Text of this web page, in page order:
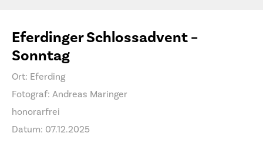
Eferdinger Schlossadvent –
Sonntag
Ort: Eferding
Fotograf: Andreas Maringer
honorarfrei
Datum: 07.12.2025